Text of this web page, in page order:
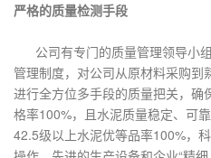
严格的质量检测手段
公司有专门的质量管理领导小
管理制度，对公司从原材料采购到
进行全方位多手段的质量把关，
格率100%，且水泥质量稳定、可
42.5级以上水泥优等品率100%，